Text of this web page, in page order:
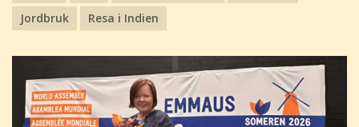
Jordbruk
Resa i Indien